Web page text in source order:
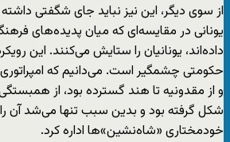
از سوی دیگر، این نیز نباید جای شگفتی
یونانی در مقایسه‌ای که میان پدیده‌های
داده‌اند، یونانیان را ستایش می‌کنند. این
حکومتی چشمگیر است. می‌دانیم که امپراتوری
شکل گرفته بود و بدین سبب تنها می‌شد آن
خودمختاری «شاه‌نشین»ها اداره کرد.